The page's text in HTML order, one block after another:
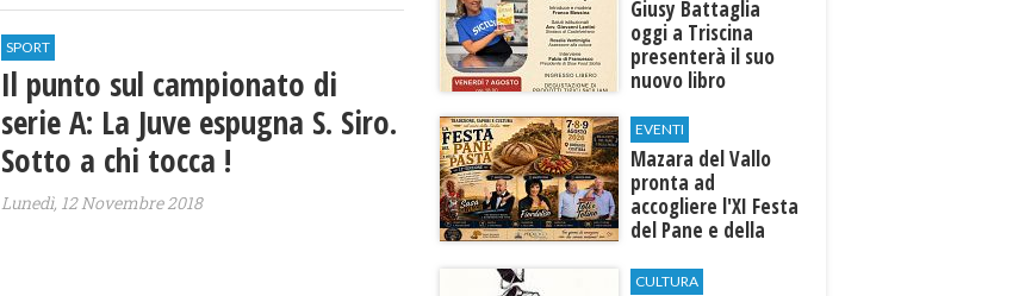
SPORT
Il punto sul campionato di
serie A: La Juve espugna S. Siro.
Sotto a chi tocca !
Lunedì, 12 Novembre 2018
Giusy Battaglia
oggi a Triscina
presenterà il suo
nuovo libro
EVENTI
Mazara del Vallo
pronta ad
accogliere l'XI Festa
del Pane e della
CULTURA